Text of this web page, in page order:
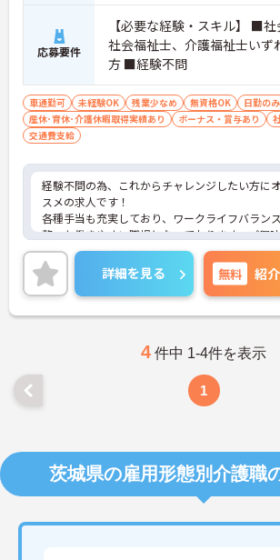
応募要件
【必要な経験・スキル】 ■社
社会福祉士、介護福祉士いず
方 ■経験不問
車通勤可 未経験OK 残業少なめ 無資格OK 日勤のみ
産休･育休･介護休暇取得実績あり
ボーナス・賞与あり
交通費支給
経験不問の為、これからチャレンジしたい方に
スメの求人です！
各種手当も充実しており、ワークライフバラン
整った働きやすい職場となっております。ご興
ある方は面接ポイントを、お伝えしますのでお
お問合せ下さい。詳細を見る 無料 紹
4 件中 1-4件を表示
1
茨城県の雇用形態別介護職